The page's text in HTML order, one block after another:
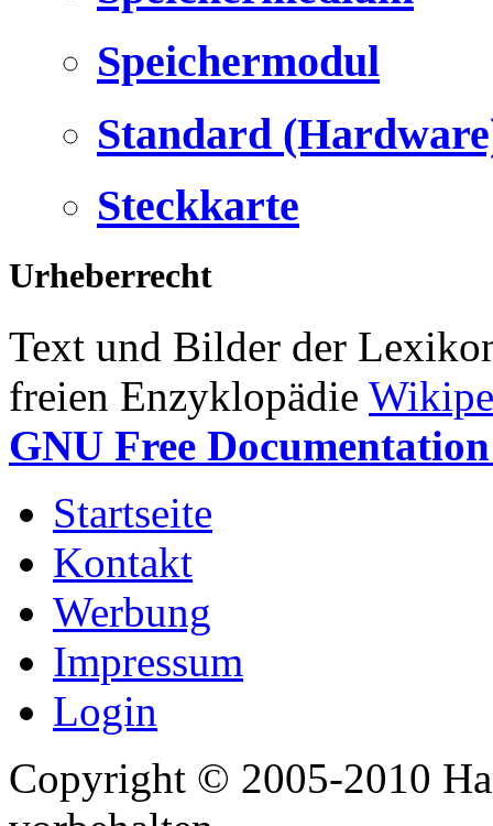
Speichermodul
Standard
Steckkarte
Urheberrecht
Text und Bilder der
freien Enzyklopädie
GNU Free
Startseite
Kontakt
Werbung
Impressum
Login
Copyright © 2005-2010